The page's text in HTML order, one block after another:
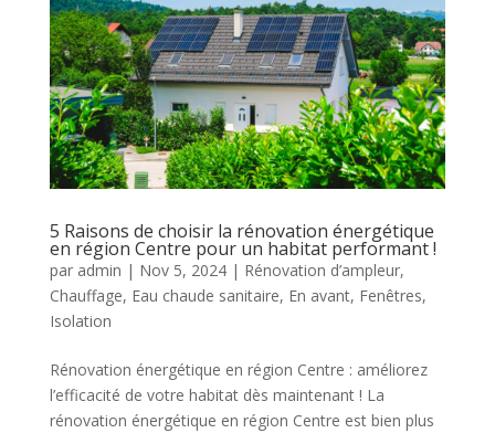
5 Raisons de choisir la rénovation énergétique
en région Centre pour un habitat performant !
par admin | Nov 5, 2024| Rénovation d’ampleur,
Chauffage, Eau chaude sanitaire, En avant, Fenêtres,
Isolation
Rénovation énergétique en région Centre : améliorez
l’efficacité de votre habitat dès maintenant ! La
rénovation énergétique en région Centre est bien plus